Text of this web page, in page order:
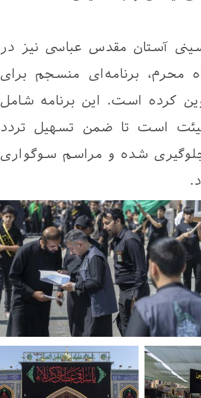
آستان مقدس عباسی نیز در
محرم، برنامه‌ای منسجم برای
کرده است. این برنامه شامل
است تا ضمن تسهیل تردد
جلوگیری شده و مراسم سوگواری